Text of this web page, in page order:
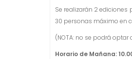
Se realizarán 2 ediciones
30 personas máximo en
(NOTA: no se podrá
Horario de Mañana: